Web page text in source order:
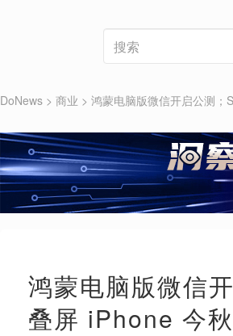
DoNews > 商业 > 鸿蒙电脑版微信开启公测；
鸿蒙电脑版微信
叠屏 iPhone 今